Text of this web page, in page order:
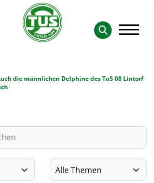
die männlichen Delphine des TuS 08 Lintorf